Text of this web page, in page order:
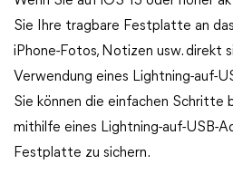
Sie Ihre tragbare Festplatte an
iPhone-Fotos, Notizen usw. direkt
Verwendung eines Lightning-auf-
Sie können die einfachen Schritte
mithilfe eines Lightning-auf-USB-
Festplatte zu sichern.